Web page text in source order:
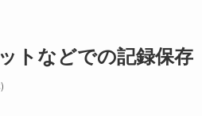
トなどでの記録保存